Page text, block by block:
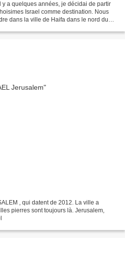
y a quelques années, je décidai de partir
Israel comme destination. Nous
dans la ville de Haifa dans le nord du
, qui datent de 2012. La ville a
pierres sont toujours là. Jerusalem,